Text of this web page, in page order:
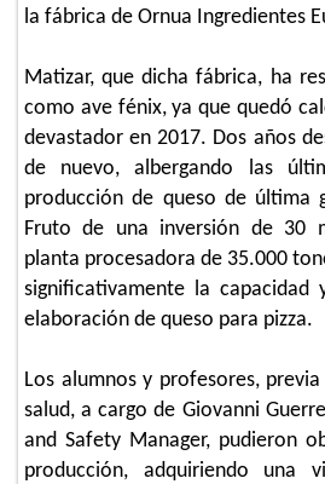
la fábrica de Ornua Ingredientes
Matizar, que dicha fábrica, ha
como ave fénix, ya que quedó
devastador en 2017. Dos años
de nuevo, albergando las
producción de queso de última
Fruto de una inversión de 30
planta procesadora de 35.000
significativamente la capacidad
elaboración de queso para pizza.
Los alumnos y profesores,
salud, a cargo de Giovanni
and Safety Manager, pudieron
producción, adquiriendo una